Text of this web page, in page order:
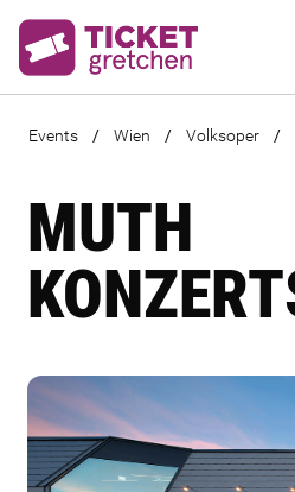
Events / Wien / Volksoper /
MUTH